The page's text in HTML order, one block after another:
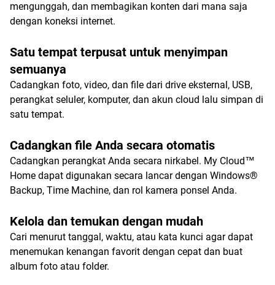
mengunggah, dan membagikan konten dari mana saja
dengan koneksi internet.
Satu tempat terpusat untuk menyimpan
semuanya
Cadangkan foto, video, dan file dari drive eksternal, USB,
perangkat seluler, komputer, dan akun cloud lalu simpan di
satu tempat.
Cadangkan file Anda secara otomatis
Cadangkan perangkat Anda secara nirkabel. My Cloud™
Home dapat digunakan secara lancar dengan Windows®
Backup, Time Machine, dan rol kamera ponsel Anda.
Kelola dan temukan dengan mudah
Cari menurut tanggal, waktu, atau kata kunci agar dapat
menemukan kenangan favorit dengan cepat dan buat
album foto atau folder.